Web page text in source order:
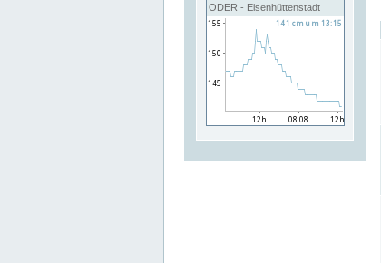
ODER - Eisenhüttenstadt